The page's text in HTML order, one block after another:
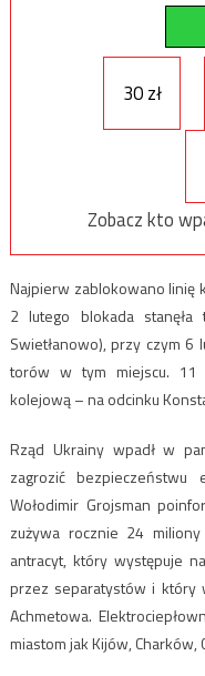
30 zł
Zobacz kto
Najpierw zablokowano linię
2 lutego blokada stanęła
Swietłanowo), przy czym 6
torów w tym miejscu. 11
kolejową – na odcinku
Rząd Ukrainy wpadł w
zagrozić bezpieczeństwu
Wołodimir Grojsman
zużywa rocznie 24
antracyt, który występuje
przez separatystów i który
Achmetowa.
miastom jak Kijów,